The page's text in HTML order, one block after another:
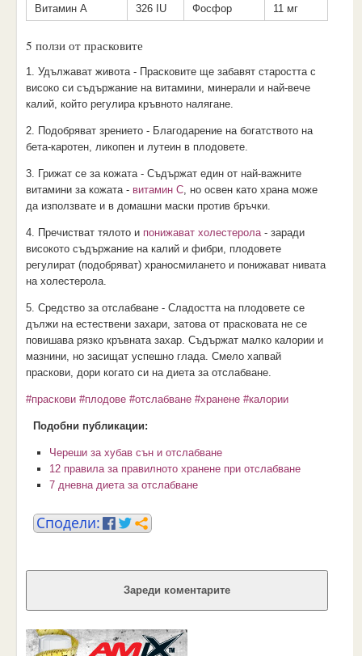
Витамин А
326 IU Фосфор 11 мг
5 ползи от прасковите
1. Удължават живота - Прасковите ще забавят старостта с
високо си съдържание на витамини, минерали и най-вече
калий, който регулира кръвното налягане.
2. Подобряват зрението - Благодарение на богатството на
бета-каротен, ликопен и лутеин в плодовете.
3. Грижат се за кожата - Съдържат един от най-важните
витамини за кожата - витамин С, но освен като храна може
да използвате и в домашни маски против бръчки.
4. Пречистват тялото и понижават холестерола- заради
високото съдържание на калий и фибри, плодовете
регулират (подобряват) храносмилането и понижават нивата
на холестерола.
5. Средство за отслабване - Сладостта на плодовете се
дължи на естествени захари, затова от прасковата не се
повишава рязко кръвната захар. Съдържат малко калории и
мазнини, но засищат успешно глада. Смело хапвай
праскови, дори когато си на диета за отслабване.
#праскови #плодове #отслабване #хранене #калории
Подобни публикации:
Череши за хубав сън и отслабване
12 правила за правилното хранене при отслабване
7 дневна диета за отслабване
Зареди коментарите